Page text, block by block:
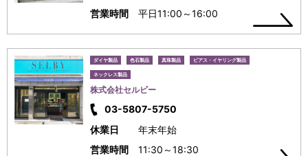
営業時間
平日11:00～16:00
ダイヤ製品 色石製品 真珠製品 ピアス・イヤリング製品
ネックレス製品
株式会社セルビー
03-5807-5750
休業日
年末年始
営業時間
11:30～18:30